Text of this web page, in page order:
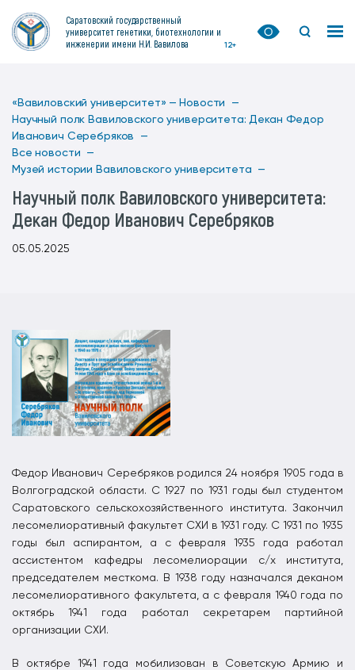
Саратовский государственный
университет генетики, биотехнологии и
инженерии имени Н.И. Вавилова
12+
«Вавиловский университет» — Новости —
Научный полк Вавиловского университета: Декан Федор
Иванович Серебряков —
Все новости —
Музей истории Вавиловского университета —
Научный полк Вавиловского университета:
Декан Федор Иванович Серебряков
05.05.2025
Федор Иванович Серебряков родился 24 ноября 1905 года в
Волгоградской области. С 1927 по 1931 годы был студентом
Саратовского сельскохозяйственного института. Закончил
лесомелиоративный факультет СХИ в 1931 году. С 1931 по 1935
годы был аспирантом, а с февраля 1935 года работал
ассистентом кафедры лесомелиорации с/х института,
председателем месткома. В 1938 году назначался деканом
лесомелиоративного факультета, а с февраля 1940 года по
октябрь 1941 года работал секретарем партийной
организации СХИ.
В октябре 1941 года мобилизован в Советскую Армию и